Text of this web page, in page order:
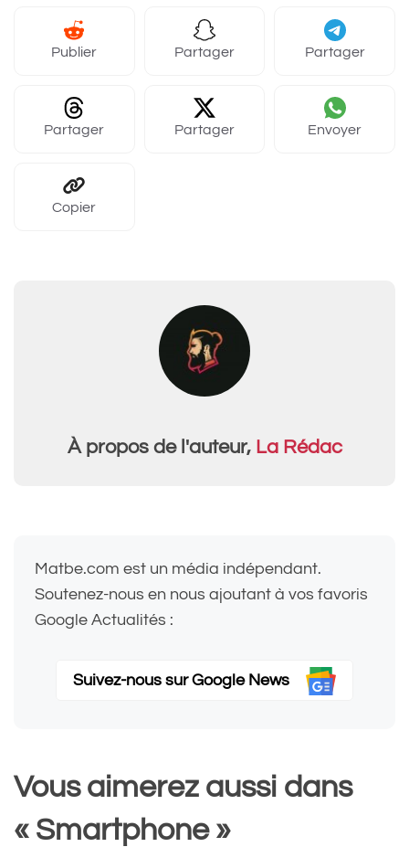
Publier Partager Partager
Partager Partager Envoyer
Copier
À propos de l'auteur, La Rédac
Matbe.com est un média indépendant.
Soutenez-nous en nous ajoutant à vos favoris
Google Actualités :
Suivez-nous sur Google News
Vous aimerez aussi dans
« Smartphone »